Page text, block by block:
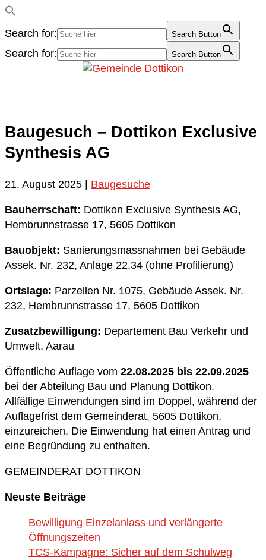
Search for: Search Button
Search for: Search Button
Baugesuch – Dottikon Exclusive
Synthesis AG
21. August 2025 | Baugesuche
Bauherrschaft: Dottikon Exclusive Synthesis AG,
Hembrunnstrasse 17, 5605 Dottikon
Bauobjekt: Sanierungsmassnahmen bei Gebäude
Assek. Nr. 232, Anlage 22.34 (ohne Profilierung)
Ortslage: Parzellen Nr. 1075, Gebäude Assek. Nr.
232, Hembrunnstrasse 17, 5605 Dottikon
Zusatzbewilligung: Departement Bau Verkehr und
Umwelt, Aarau
Öffentliche Auflage vom 22.08.2025 bis 22.09.2025
bei der Abteilung Bau und Planung Dottikon.
Allfällige Einwendungen sind im Doppel, während der
Auflagefrist dem Gemeinderat, 5605 Dottikon,
einzureichen. Die Einwendung hat einen Antrag und
eine Begründung zu enthalten.
GEMEINDERAT DOTTIKON
Neuste Beiträge
Bewilligung Einzelanlass und verlängerte
Öffnungszeiten
TCS-Kampagne: Sicher auf dem Schulweg